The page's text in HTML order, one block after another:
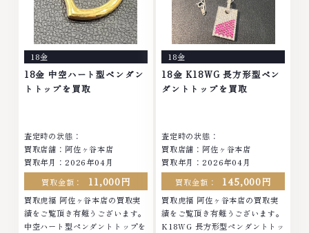
持って、高額査定を実現しており
ます。 古くて使わなくなってし
まったアクセサリー、動かなくな
ってしまった腕時計、多くのお品
物の高価買取りを実現しており、
他店ではお値段の付かなかったお
品物でも、一点一点丁寧に無料で
中無休
持って、高額査定を実現しており
ます。 古くて使わなくなってし
まったアクセサリー、動かなくな
ってしまった腕時計、多くのお品
物の高価買取りを実現しており、
他店ではお値段の付かなかったお
品物でも、一点一点丁寧に無料で
中無休
18金
18金 中空ハート型ペンダン
トトップを買取
査定時の状態：
買取店舗：阿佐ヶ谷本店
買取年月：2026年04月
買取金額：
11,000円
買取虎福 阿佐ヶ谷本店の買取実
績をご覧頂き有難うございます。
中空ハート型ペンダントトップを
18金
18金 K18WG 長方形型ペン
ダントトップを買取
査定時の状態：
買取店舗：阿佐ヶ谷本店
買取年月：2026年04月
買取金額：
145,000円
買取虎福 阿佐ヶ谷本店の買取実
績をご覧頂き有難うございます。
K18WG 長方形型ペンダントトッ